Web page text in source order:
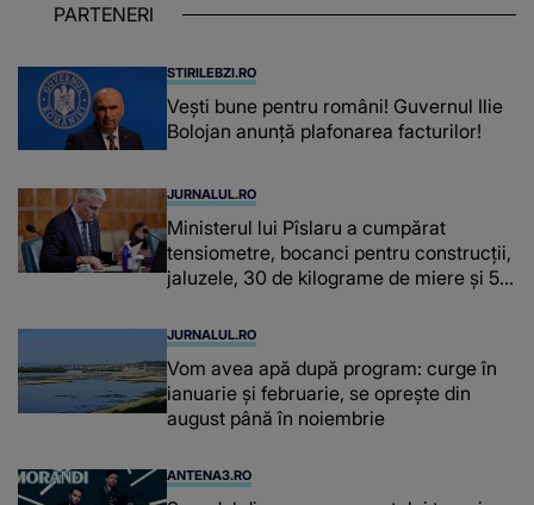
chiar și după trecerea anilor: "De
PARTENERI
STIRILEBZI.RO
Vești bune pentru români! Guvernul Ilie
Bolojan anunță plafonarea facturilor!
JURNALUL.RO
Ministerul lui Pîslaru a cumpărat
tensiometre, bocanci pentru construcții,
jaluzele, 30 de kilograme de miere și 50
JURNALUL.RO
Vom avea apă după program: curge în
ianuarie și februarie, se oprește din
august până în noiembrie
ANTENA3.RO